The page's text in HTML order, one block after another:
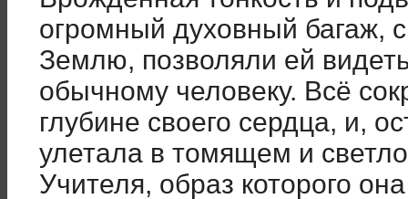
огромный духовный багаж,
Землю, позволяли ей
обычному человеку. Всё
глубине своего сердца, и,
улетала в томящем и
Учителя, образ которого